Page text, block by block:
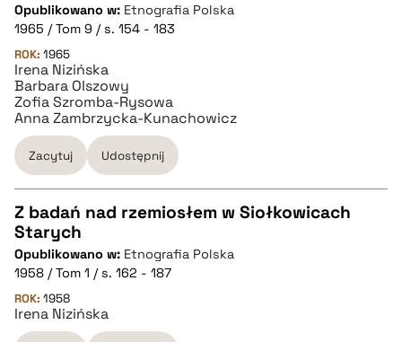
pobierz cytat
BIBTEX
pobierz cytat
Opublikowano w: Etnografia Polska
1965 / Tom 9 / s. 154 - 183
ROK: 1965
Irena Nizińska
Barbara Olszowy
Zofia Szromba-Rysowa
Anna Zambrzycka-Kunachowicz
Zacytuj Udostępnij
CZYSTY TEKST
pobierz cytat
Z badań nad rzemiosłem w Siołkowicach
Starych
Opublikowano w: Etnografia Polska
1958 / Tom 1 / s. 162 - 187
ROK: 1958
Irena Nizińska